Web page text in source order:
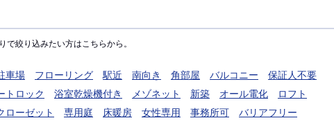
で絞り込みたい方はこちらから。
車場 フローリング 駅近 南向き 角部屋 バルコニー
保証人不要
トロック 浴室乾燥機付き メゾネット 新築 オール電化
ロフト
ローゼット 専用庭 床暖房 女性専用 事務所可
バリアフリー